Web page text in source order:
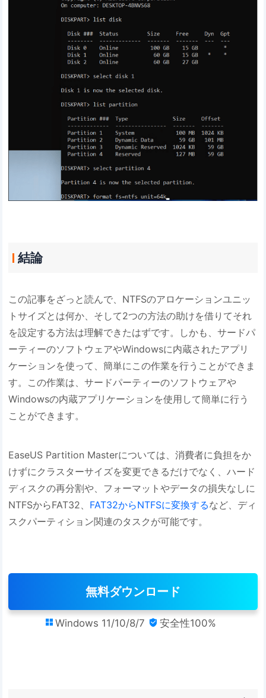
結論
この記事をざっと読んで、NTFSのアロケーションユニッ
トサイズとは何か、そして2つの方法の助けを借りてそれ
を設定する方法は理解できたはずです。しかも、サードパ
ーティーのソフトウェアやWindowsに内蔵されたアプリ
ケーションを使って、簡単にこの作業を行うことができま
す。この作業は、サードパーティーのソフトウェアや
Windowsの内蔵アプリケーションを使用して簡単に行う
ことができます。
EaseUS Partition Masterについては、消費者に負担をか
けずにクラスターサイズを変更できるだけでなく、ハード
ディスクの再分割や、フォーマットやデータの損失なしに
NTFSからFAT32、 FAT32からNTFSに変換するなど、ディ
スクパーティション関連のタスクが可能です。
無料ダウンロード
 Windows 11/10/8/7  安全性100%